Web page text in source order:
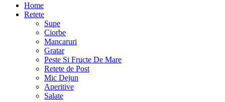
Home
Retete
Supe
Ciorbe
Mancaruri
Gratar
Peste Si Fructe De Mare
Retete de Post
Mic Dejun
Aperitive
Salate